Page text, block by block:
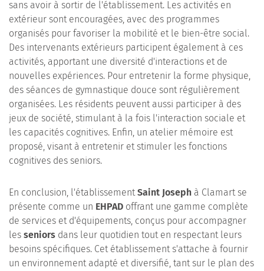
sans avoir à sortir de l'établissement. Les activités en
extérieur sont encouragées, avec des programmes
organisés pour favoriser la mobilité et le bien-être social.
Des intervenants extérieurs participent également à ces
activités, apportant une diversité d'interactions et de
nouvelles expériences. Pour entretenir la forme physique,
des séances de gymnastique douce sont régulièrement
organisées. Les résidents peuvent aussi participer à des
jeux de société, stimulant à la fois l'interaction sociale et
les capacités cognitives. Enfin, un atelier mémoire est
proposé, visant à entretenir et stimuler les fonctions
cognitives des seniors.
En conclusion, l'établissementSaint Joseph à Clamart se
présente comme un EHPAD offrant une gamme complète
de services et d'équipements, conçus pour accompagner
les seniors dans leur quotidien tout en respectant leurs
besoins spécifiques. Cet établissement s'attache à fournir
un environnement adapté et diversifié, tant sur le plan des